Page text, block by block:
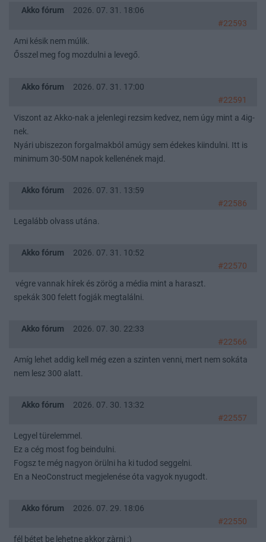
Akko fórum
2026. 07. 31. 18:06
#22593
Ami késik nem múlik.
Ősszel meg fog mozdulni a levegő.
Akko fórum
2026. 07. 31. 17:00
#22591
Viszont az Akko-nak a jelenlegi rezsim kedvez, nem úgy mint a 4ig-
nek.
Nyári ubiszezon forgalmakból amúgy sem édekes kiindulni. Itt is
minimum 30-50M napok kellenének majd.
Akko fórum
2026. 07. 31. 13:59
#22586
Legalább olvass utána.
Akko fórum
2026. 07. 31. 10:52
#22570
végre vannak hírek és zörög a média mint a haraszt.
spekák 300 felett fogják megtalálni.
Akko fórum
2026. 07. 30. 22:33
#22566
Amíg lehet addig kell még ezen a szinten venni, mert nem sokáta
nem lesz 300 alatt.
Akko fórum
2026. 07. 30. 13:32
#22557
Legyel türelemmel.
Ez a cég most fog beindulni.
Fogsz te még nagyon örülni ha ki tudod seggelni.
En a NeoConstruct megjelenése óta vagyok nyugodt.
Akko fórum
2026. 07. 29. 18:06
#22550
fél bétet be lehetne akkor zàrni :)